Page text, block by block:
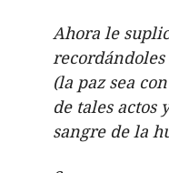
Ahora le
recordándoles
(la paz sea
de tales actos
sangre de la